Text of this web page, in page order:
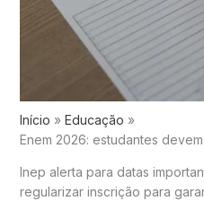
Início
Educação
Enem 2026: estudantes
Inep alerta para datas
regularizar inscrição para